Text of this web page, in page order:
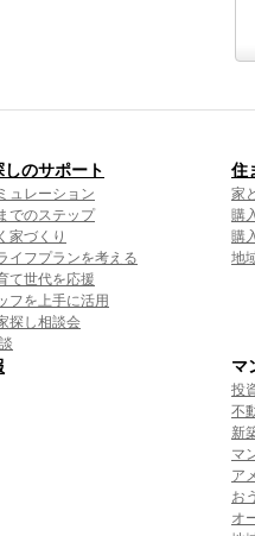
のサポート
ュレーション
でのステップ
家づくり
イフプランを考える
て世代を応援
フを上手に活用
探し相談会
住
家
購
購
地
マ
投
不
新
マ
ア
お
オ